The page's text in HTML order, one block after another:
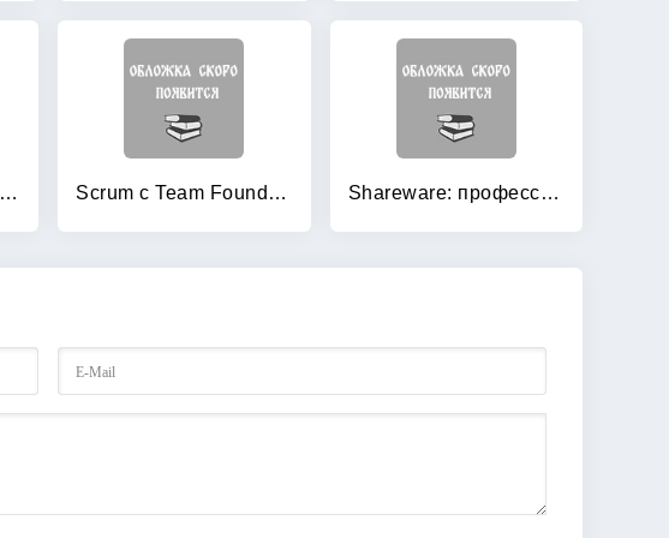
Rational Unified Process — Путь к успеху: Руководство по внедрению RUP Scrum c Team Foundation Server 2010: Профессиональный подход Shareware: профессиональная разработка и продвижение программ